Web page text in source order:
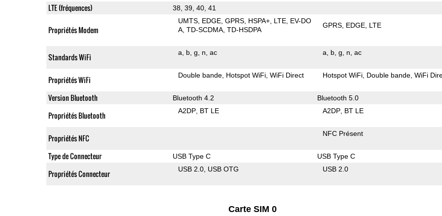
LTE (fréquences) 38, 39, 40, 41
Propriétés Modem
UMTS EDGE GPRS HSPA+ LTE EV-DO
A TD-SCDMA TD-HSDPA
GPRS EDGE LTE
Standards WiFi a b g n ac a b g n ac
Propriétés WiFi Double bande Hotspot WiFi WiFi Direct Hotspot WiFi Double bande WiFi
Version Bluetooth Bluetooth 4.2 Bluetooth 5.0
Propriétés Bluetooth A2DP BT LE A2DP BT LE
Propriétés NFC NFC Présent
Type de Connecteur USB Type C USB Type C
Propriétés Connecteur USB 2.0 USB OTG USB 2.0
Carte SIM 0